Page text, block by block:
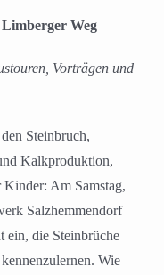
Limberger Weg
Vorträgen und
Steinbruch,
Kalkproduktion,
Am Samstag,
Salzhemmendorf
ein, die Steinbrüche
Wie